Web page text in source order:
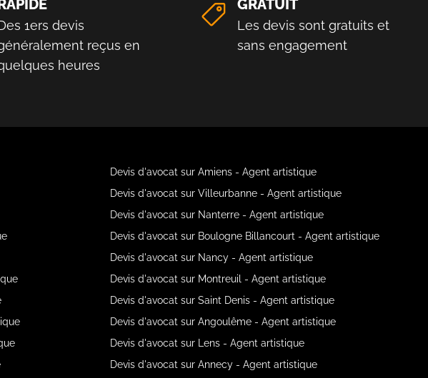
1ers devis
reçus en
heures
GRATUIT
Les devis sont gratuits et
sans engagement
Devis d'avocat sur Amiens - Agent artistique
Devis d'avocat sur Villeurbanne - Agent artistique
Devis d'avocat sur Nanterre - Agent artistique
Devis d'avocat sur Boulogne Billancourt - Agent artistique
Devis d'avocat sur Nancy - Agent artistique
Devis d'avocat sur Montreuil - Agent artistique
Devis d'avocat sur Saint Denis - Agent artistique
Devis d'avocat sur Angoulême - Agent artistique
Devis d'avocat sur Lens - Agent artistique
Devis d'avocat sur Annecy - Agent artistique